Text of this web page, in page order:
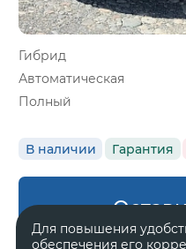
Гибрид
Автоматическая
Полный
В наличии Гарантия
Для повышения
обеспечения его